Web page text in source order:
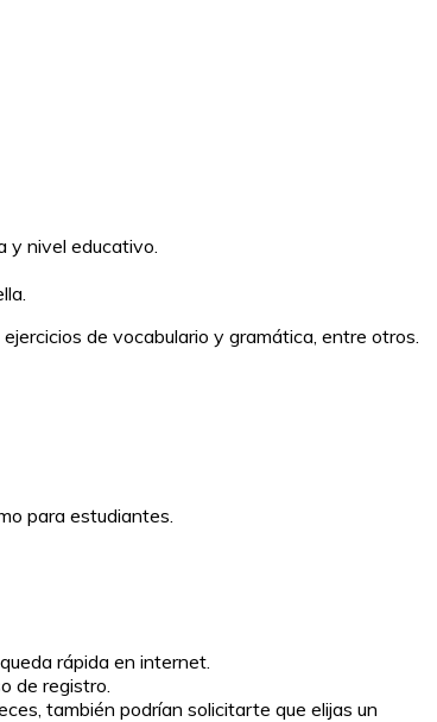
y nivel educativo.
de vocabulario y gramática, entre otros.
para estudiantes.
rápida en internet.
de registro.
también podrían solicitarte que elijas un